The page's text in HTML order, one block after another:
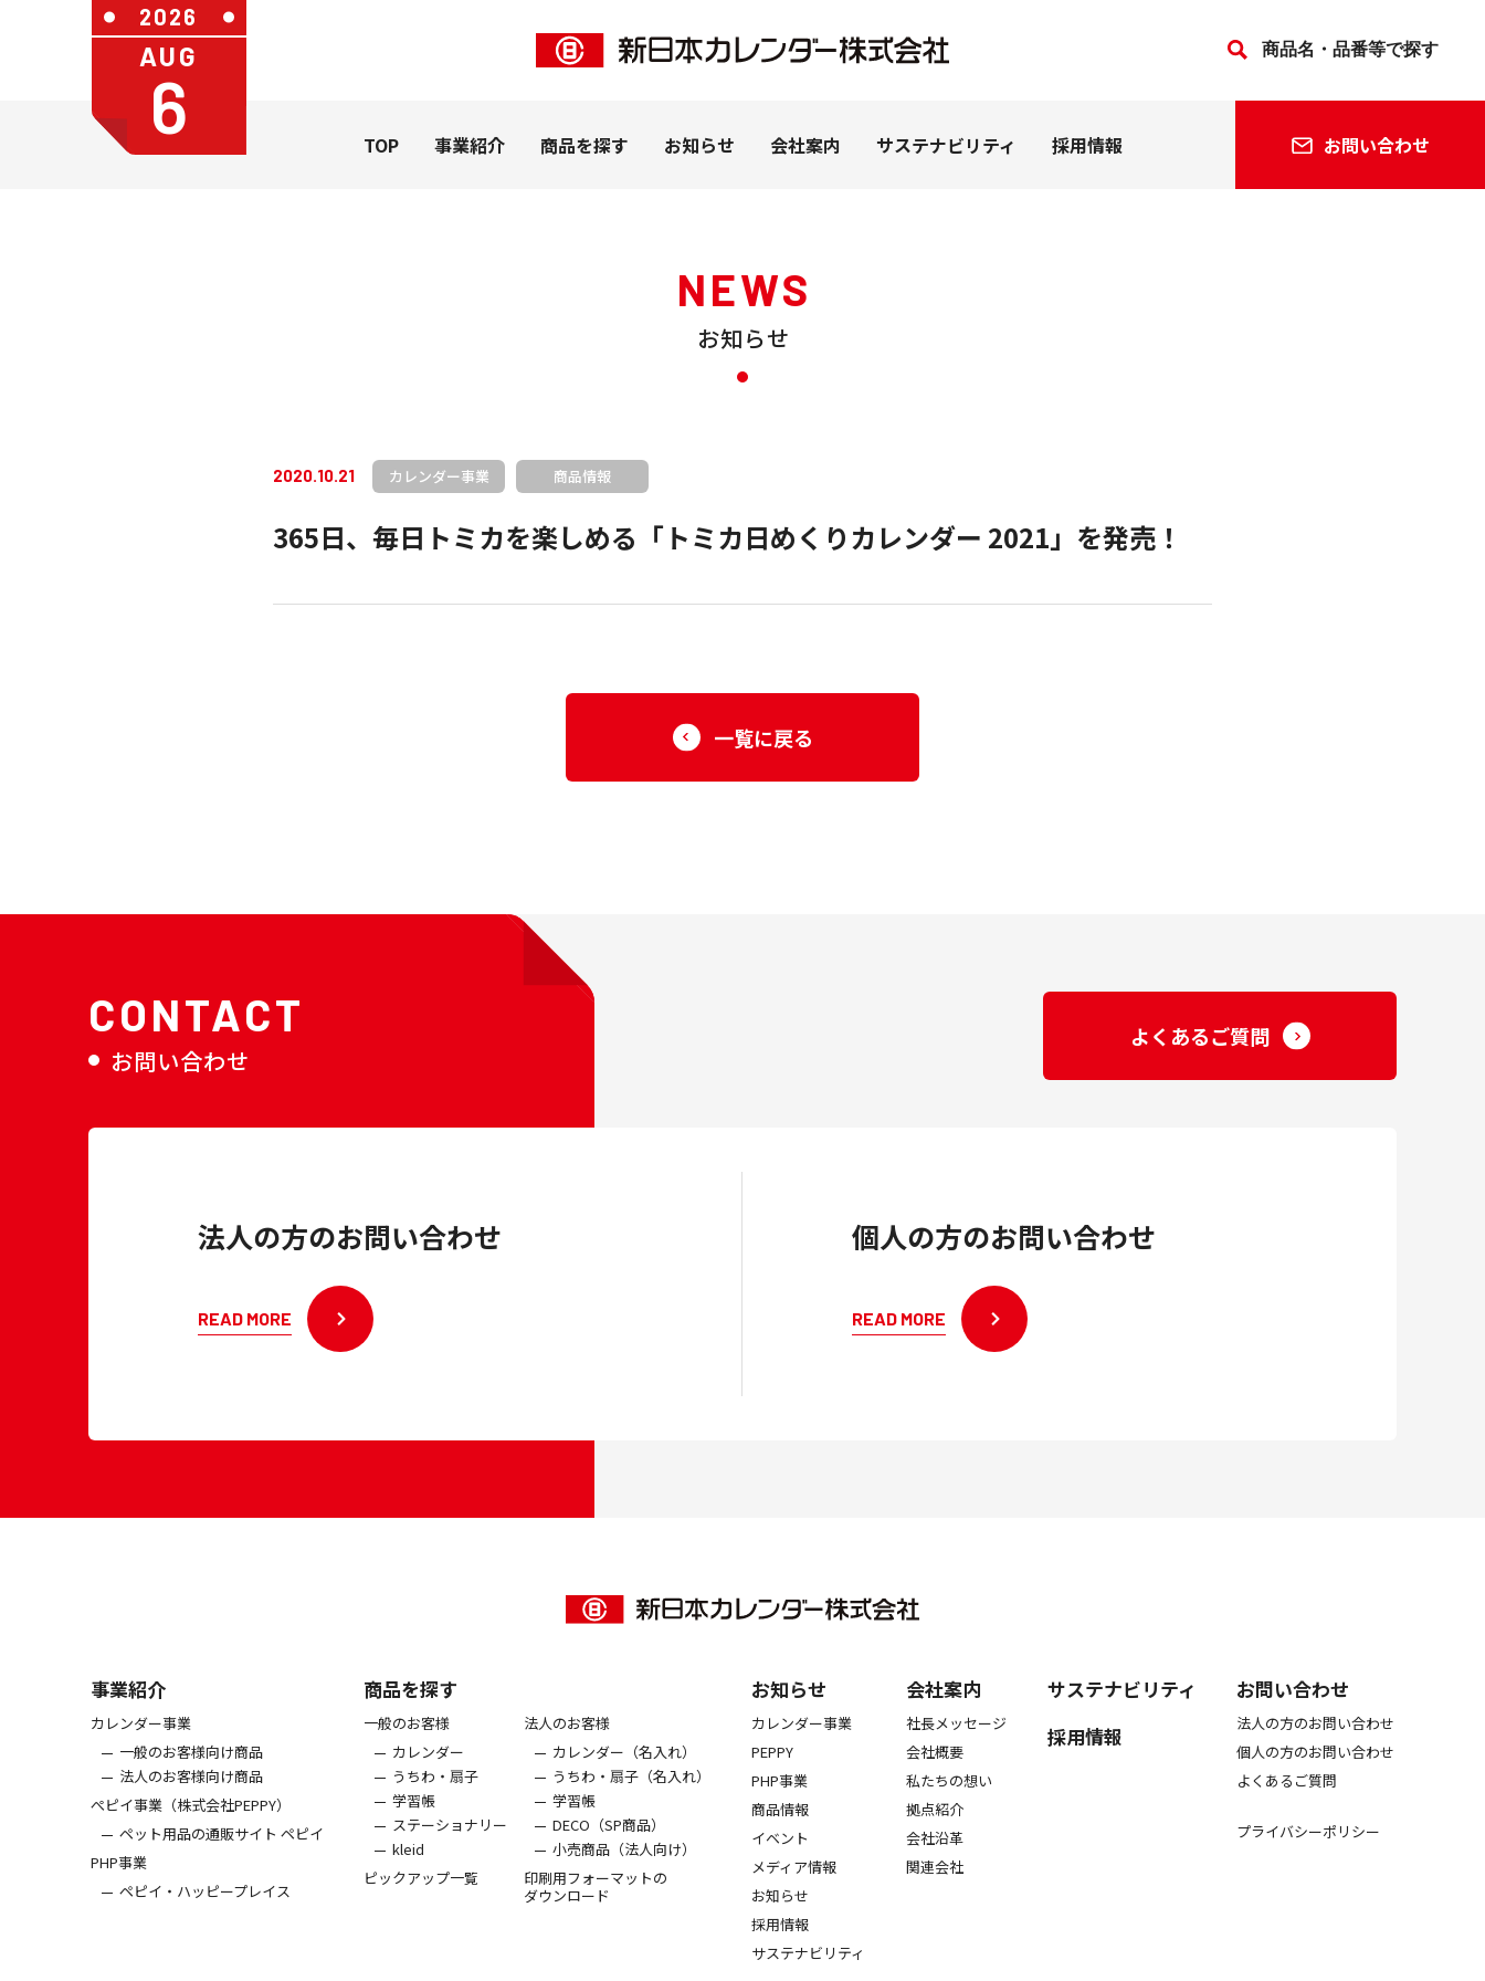
TOP 事業紹介
（株式会社PEPPY）
商品を探す
ステーショナリー
お知らせ 会社案内 サステナビリティ 採用情報
お問い合わせ
法人の方
2026
AUG
6
NEWS
お知らせ
2020.10.21 カレンダー事業 商品情報
365日、毎日トミカを楽しめる「トミカ日めくりカレンダー 2021」を発売！
一覧に戻る
CONTACT
お問い合わせ
法人の方のお問い合わせ
READ MORE
個人の方のお問い合わせ
READ MORE
よくあるご質問
事業紹介
カレンダー事業
一般のお客様向け商品
法人のお客様向け商品
ぺピイ事業（株式会社PEPPY）
ペット用品の通販サイト ペピイ
PHP事業
ペピイ・ハッピープレイス
商品を探す
一般のお客様
カレンダー
うちわ・扇子
学習帳
ステーショナリー
kleid
ピックアップ一覧
法人のお客様
カレンダー（名入れ）
うちわ・扇子（名入れ）
学習帳
DECO（SP商品）
小売商品（法人向け）
印刷用フォーマットの
ダウンロード
お知らせ
カレンダー事業
PEPPY
PHP事業
商品情報
イベント
メディア情報
お知らせ
採用情報
サステナビリティ
会社案内
社長メッセージ
会社概要
私たちの想い
拠点紹介
会社沿革
関連会社
サステナビリティ
採用情報
お問い合わせ
法人の方のお問い合わせ
個人の方のお問い合わせ
よくあるご質問
プライバシーポリシー